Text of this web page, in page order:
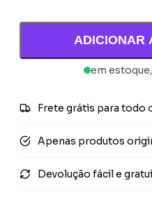
ADICIONAR
em
Frete grátis para todo
Apenas produtos
Devolução fácil e